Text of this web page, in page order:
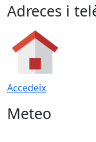
Adreces i
Accedeix
Meteo